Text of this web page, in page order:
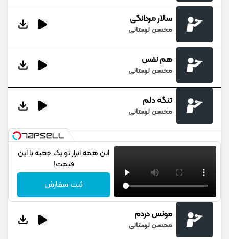
سالار مردانگی
محسن لرستانی
هم نفس
محسن لرستانی
تنگه دلم
محسن لرستانی
این همه ابزار تو یک جعبه با این
قیمت!
ثبت سفارش
مونس دردم
محسن لرستانی